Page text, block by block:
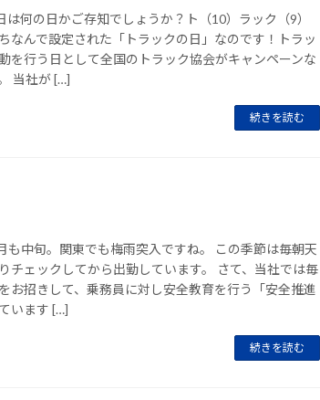
は何の日かご存知でしょうか？ト（10）ラック（9）
なんで設定された「トラックの日」なのです！トラッ
を行う日として全国のトラック協会がキャンペーンな
当社が […]
続きを読む
も中旬。関東でも梅雨突入ですね。 この季節は毎朝天
チェックしてから出勤しています。 さて、当社では毎
お招きして、乗務員に対し安全教育を行う「安全推進
います […]
続きを読む